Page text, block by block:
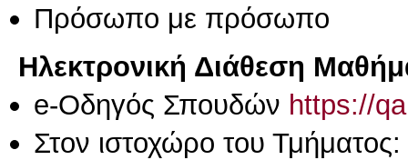
Πρόσωπο με πρόσωπο
Ηλεκτρονική Διάθεση
e-Οδηγός Σπουδών https://
Στον ιστοχώρο του Τμήματος: